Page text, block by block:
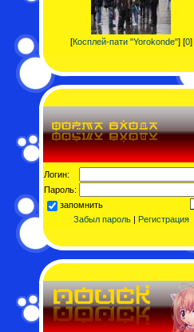
[Косплей-пати "Yorokonde"] [0]
Логин:
Пароль:
запомнить
Забыл пароль| Регистрация